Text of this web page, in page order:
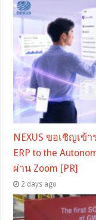
NEXUS ขอเชิญเข้
ERP to the
ผ่าน Zoom [PR]
2 days ago